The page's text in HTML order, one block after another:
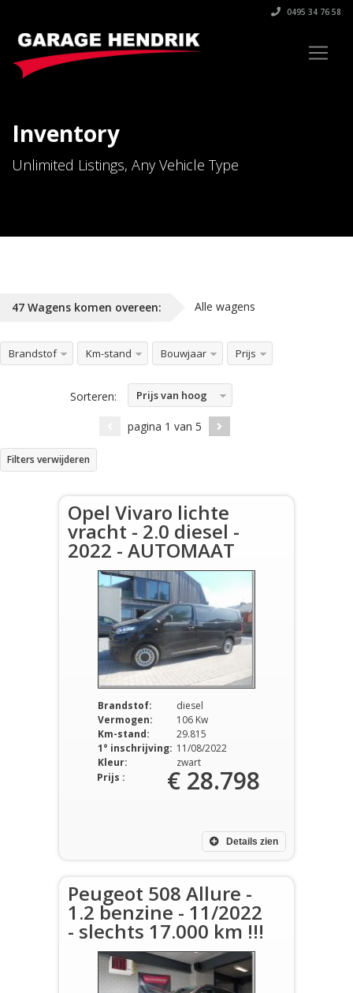
0495 34 76 58
Inventory
Unlimited Listings, Any Vehicle Type
47 Wagens komen overeen: Alle wagens
Brandstof Km-stand Bouwjaar Prijs
Sorteren:
Prijs van hoog
pagina 1 van 5
Filters verwijderen
Opel Vivaro lichte
vracht - 2.0 diesel -
2022 - AUTOMAAT
Brandstof:
diesel
Vermogen:
106 Kw
Km-stand:
29.815
1° inschrijving: 11/08/2022
Kleur:
zwart
Details zien
Prijs : € 28.798
Peugeot 508 Allure -
1.2 benzine - 11/2022
- slechts 17.000 km !!!